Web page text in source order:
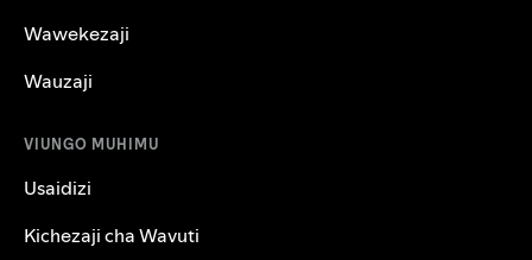
Wawekezaji
Wauzaji
VIUNGO MUHIMU
Usaidizi
Kichezaji cha Wavuti